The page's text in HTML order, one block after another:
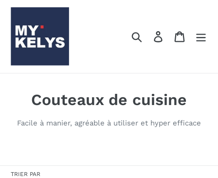
Passer
contenu
RechercherSe connecter
Panier
C
o
e
Couteaux de cuisine
Facile à manier, agréable à utiliser et hyper efficace
TRIER PAR